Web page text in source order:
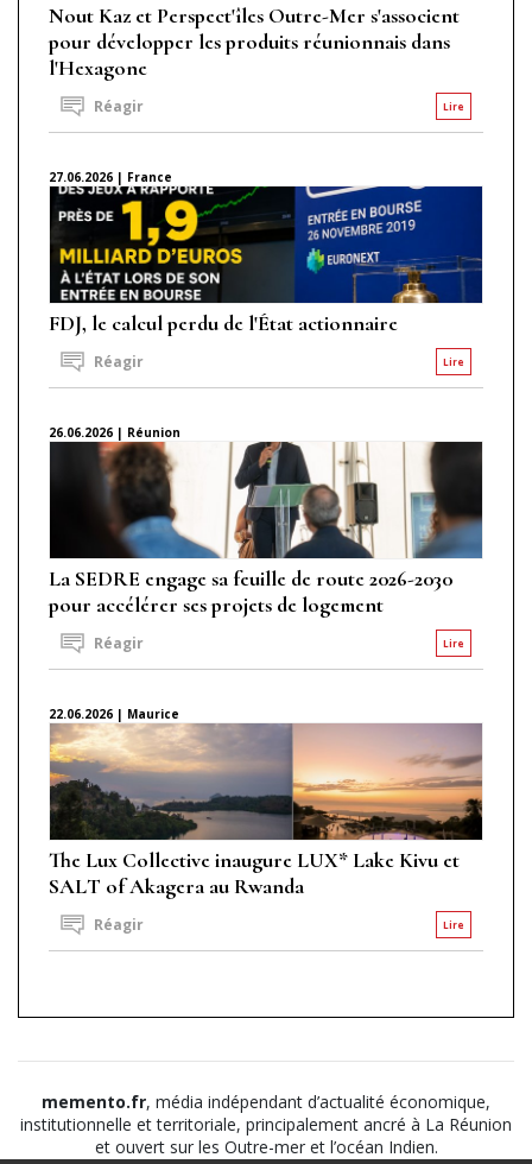
Nout Kaz et Perspect'îles Outre-Mer s'associent
pour développer les produits réunionnais dans
l'Hexagone
Lire
Réagir
27.06.2026 | France
FDJ, le calcul perdu de l'État actionnaire
Lire
Réagir
26.06.2026 | Réunion
La SEDRE engage sa feuille de route 2026-2030
pour accélérer ses projets de logement
Lire
Réagir
22.06.2026 | Maurice
The Lux Collective inaugure LUX* Lake Kivu et
SALT of Akagera au Rwanda
Lire
Réagir
memento.fr, média indépendant d’actualité économique,
institutionnelle et territoriale, principalement ancré à La Réunion
et ouvert sur les Outre-mer et l’océan Indien.